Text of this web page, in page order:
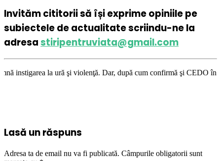
Invităm cititorii să își exprime opiniile pe
subiectele de actualitate scriindu-ne la
adresastiripentruviata@gmail.com
ură şi violenţă. Dar, după cum confirmă şi CEDO în cazul
Lasă un răspuns
Adresa ta de email nu va fi publicată. Câmpurile obligatorii sunt